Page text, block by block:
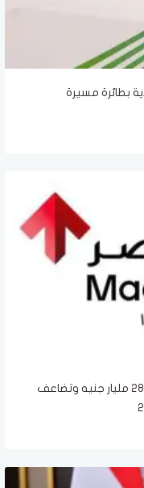
بطائرة مسيرة
مدينة مصر تسجل مبيعات جديدة بقيمة 28.4 مليار جنيه وتضاعف